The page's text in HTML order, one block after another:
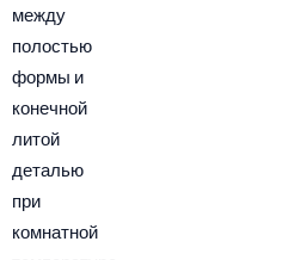
между
полостью
формы и
конечной
литой
деталью
при
комнатной